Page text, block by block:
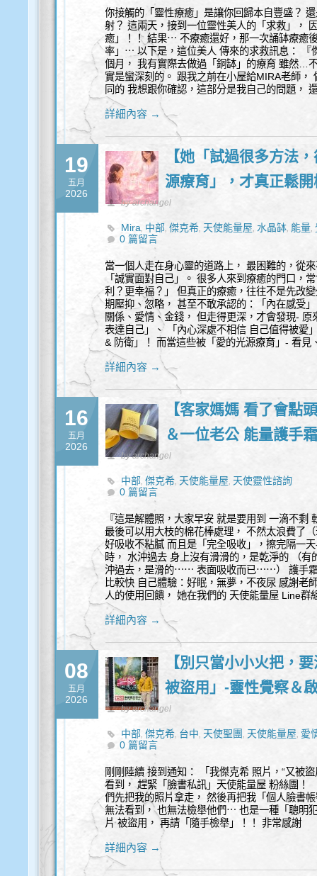
你接觸的「靈性療癒」是讓你回歸本自豐盛？
射？ 這兩天，接到一位靈性美人的「求救」，
癒」！！ 結果⋯ 不療癒還好，那一次誦缽療癒
率」⋯ 以下是，這位美人 傳來的求救訊息： 『
個月， 我有實際去做過「銅缽」的療育 雖然…
實是蠻深刻的。 跟我之前在小屋給MIRA老師，
同的 我想跟你確認，這部分是我自己的問題，
詳細內容 →
19
五月
2026
【她「試過很多方法
源療育」，才真正鬆
by archangel
Mira, 中部,傑克希, 天使能量屋,水晶缽, 能量,
0 篇留言
當一個人走在身心靈的道路上， 最困難的，從
「誠實面對自己」。 很多人來到療癒的門口，
利？更幸福？」 但真正的療癒，往往不是先改
期壓抑、忽略， 甚至不敢承認的：「內在感受
關係、愛情、金錢， 但走得更深，才會發現-
表達自己」、 「內心深處不相信 自己值得被
& 防衛」！ 而當這些被「愛的光源療育」- 看見
詳細內容 →
16
五月
2026
【客家媽媽 看了會點
＆一位老公 能量護手
by archangel
中部,傑克希, 天使能量屋, 天使靈性諮詢
0 篇留言
『這是解體照，大家早安 就是要用到 一滴不
最後可以用大枝的棉花棒處理， 不然太浪費了
好吸收不粘膩 而且是「完全吸收」，擦完隔一
時， 水沖過去 身上沒有滑滑的，是乾淨的 （
沖過去，是滑的⋯⋯ 表面吸收而已⋯⋯） 護手霜
比較快 自己體驗：好眠，無夢，不夜尿 感謝老
人的使用回饋， 她在我們的 天使能量屋 Line群
詳細內容 →
08
五月
2026
【別只當小小火把，
被盜用」-靈性覺察＆
by archangel
中部,傑克希, 台中, 天使聖團, 天使能量屋, 愛
0 篇留言
剛剛陸續 接到通知： 「我傑克希 照片，“又被
看到， 趕緊「臉書私訊」天使能量屋 粉絲團
們先把我的照片拿走， 然後再把我「個人臉書
無法看到， 也無法檢舉他們⋯ 也是一種「聰明
片 被盜用， 再請「隨手檢舉」！！ 非常感謝
詳細內容 →